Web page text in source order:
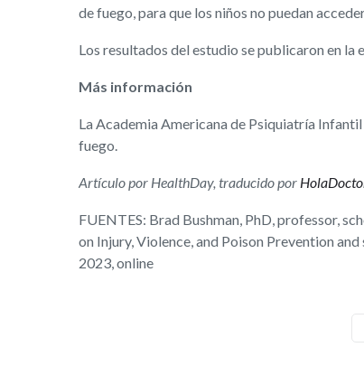
de fuego, para que los niños no puedan
Los resultados del estudio se publicaron en la
Más información
La Academia Americana de Psiquiatría
fuego.
Artículo por HealthDay, traducido por
FUENTES: Brad Bushman, PhD, professor,
on Injury, Violence, and Poison Prevention
2023, online